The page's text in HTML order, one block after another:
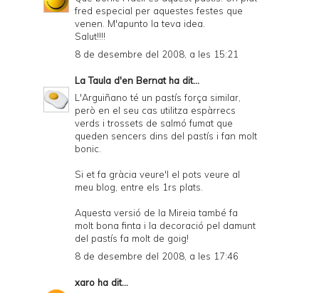
P
D
fred especial per aquestes festes que
venen. M'apunto la teva idea.
Salut!!!!
8 de desembre del 2008, a les 15:21
La Taula d'en Bernatha dit...
L'Arguiñano té un pastís força similar,
però en el seu cas utilitza espàrrecs
verds i trossets de salmó fumat que
queden sencers dins del pastís i fan molt
bonic.
Si et fa gràcia veure'l el pots veure al
meu blog, entre els 1rs plats.
Aquesta versió de la Mireia també fa
molt bona finta i la decoració pel damunt
del pastís fa molt de goig!
8 de desembre del 2008, a les 17:46
xaro ha dit...